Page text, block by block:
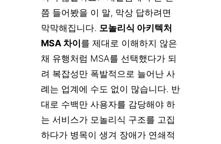
쯤 들어봤을 이 말, 막상 답하려면
막막해집니다. 모놀리식 아키텍처
MSA 차이를 제대로 이해하지 않은
채 유행처럼 MSA를 선택했다가 되
려 복잡성만 폭발적으로 늘어난 사
례는 업계에 수도 없이 많습니다. 반
대로 수백만 사용자를 감당해야 하
는 서비스가 모놀리식 구조를 고집
하다가 병목이 생겨 장애가 연쇄적